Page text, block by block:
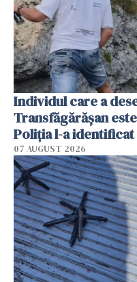
Individul care a
Transfăgărășan
Poliția l-a identificat
07 AUGUST 2026